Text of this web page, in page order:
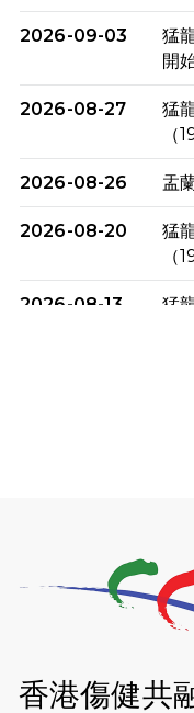
2026-09-03
猛
開
2026-08-27
猛
（
2026-08-26 盂
2026-08-20
猛
（
2026-08-13
猛
2026-07-23
猛
（
猛
香港傷健共